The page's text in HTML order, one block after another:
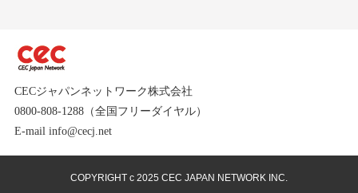
CECジャパンネットワーク株式会社
0800-808-1288（全国フリーダイヤル）
E-mail info@cecj.net
COPYRIGHT c 2025 CEC JAPAN NETWORK INC.